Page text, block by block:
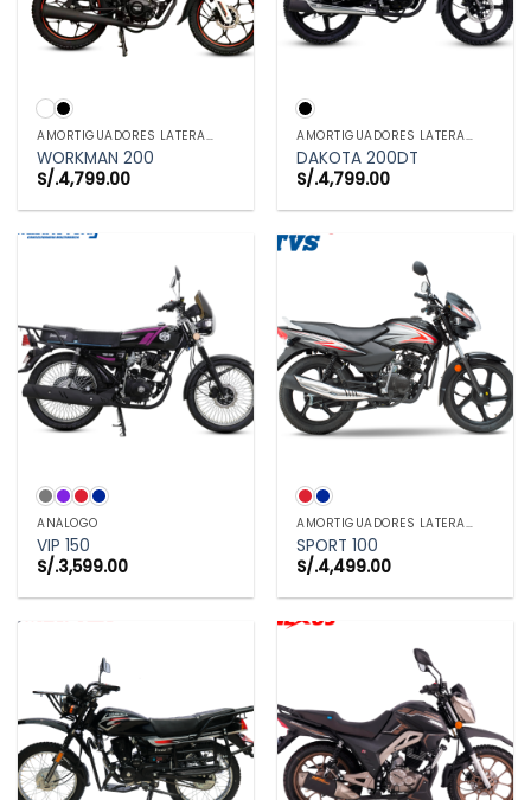
AMORTIGUADORES LATERALES
WORKMAN 200
S/.4,799.00
AMORTIGUADORES LATERALES
DAKOTA 200DT
S/.4,799.00
ANÁLOGO
VIP 150
S/.3,599.00
AMORTIGUADORES LATERALES
SPORT 100
S/.4,499.00